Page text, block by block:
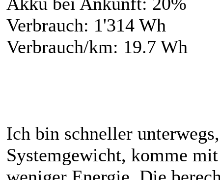
Verbrauch: 1'314 Wh
Verbrauch/km: 19.7 Wh
Ich bin schneller
Systemgewicht, komme